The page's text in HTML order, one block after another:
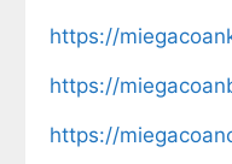
https://
https://
https://